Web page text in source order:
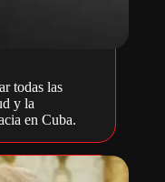
todas las
y la
en Cuba.